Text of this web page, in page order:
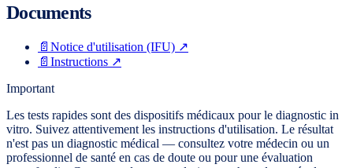
Documents
📄 Notice d'utilisation (IFU) ↗
📄 Instructions ↗
Important
Les tests rapides sont des dispositifs médicaux pour le diagnostic in
vitro. Suivez attentivement les instructions d'utilisation. Le résultat
n'est pas un diagnostic médical — consultez votre médecin ou un
professionnel de santé en cas de doute ou pour une évaluation